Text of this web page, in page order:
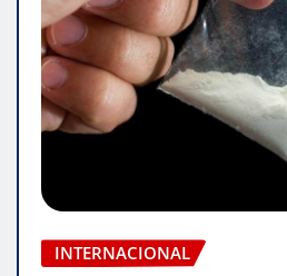
INTERNACIONAL